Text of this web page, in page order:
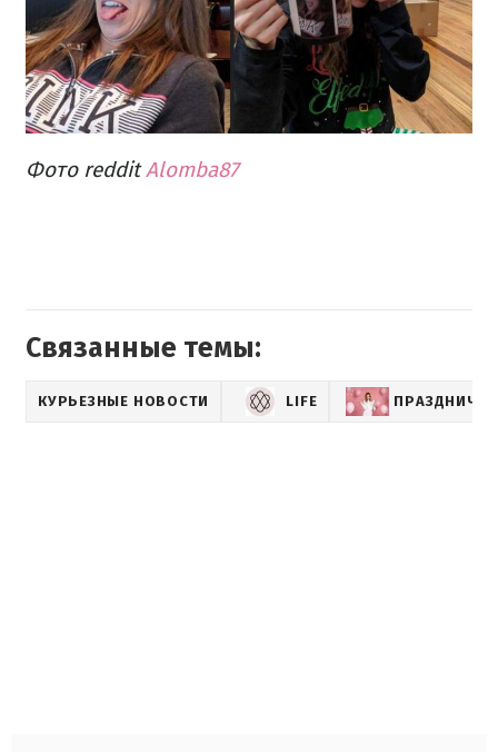
Фото redditAlomba87
Связанные темы:
КУРЬЕЗНЫЕ НОВОСТИ LIFE